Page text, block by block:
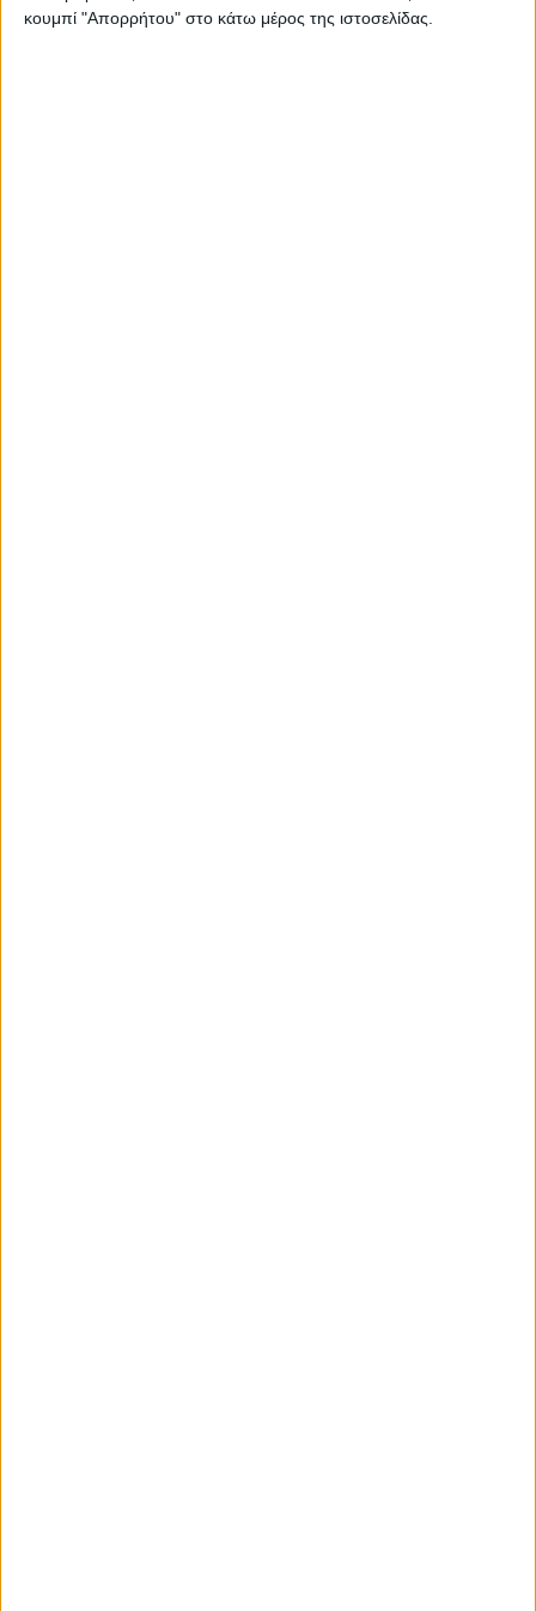
κουμπί "Απορρήτου" στο κάτω μέρος της ιστοσελίδας.